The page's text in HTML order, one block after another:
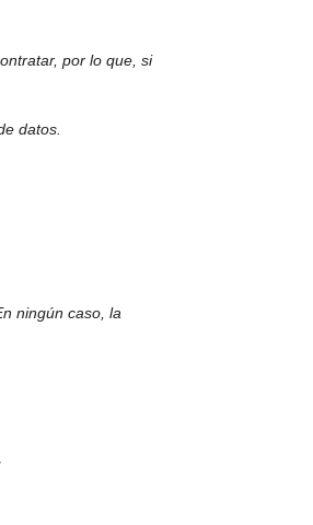
por lo que, si
datos.
ningún caso, la